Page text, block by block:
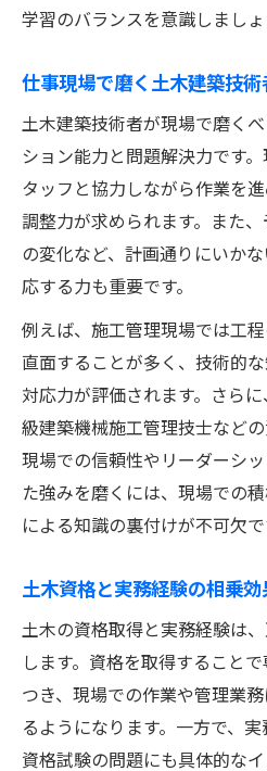
学習のバランスを意識しましょ
仕事現場で磨く土木建築技
土木建築技術者が現場で磨く
ション能力と問題解決力です
タッフと協力しながら作業を
調整力が求められます。また
の変化など、計画通りにいか
応する力も重要です。
例えば、施工管理現場では工
直面することが多く、技術的
対応力が評価されます。さら
級建築機械施工管理技士などの
現場での信頼性やリーダーシ
た強みを磨くには、現場での
による知識の裏付けが不可欠で
土木資格と実務経験の相乗
土木の資格取得と実務経験は
します。資格を取得すること
つき、現場での作業や管理業
るようになります。一方で、実
資格試験の問題にも具体的な